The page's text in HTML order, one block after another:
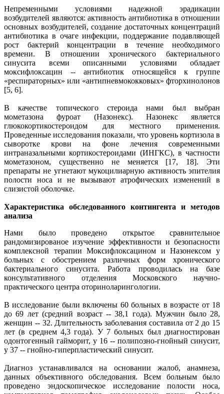
Непременными условиями надежной эрадикации
возбудителей являются: активность антибиотика в отношении
основных возбудителей, создание достаточных концентраций
антибиотика в очаге инфекции, поддержание подавляющей
рост бактерий концентрации в течение необходимого
времени. В отношении хронического бактериального
синусита всеми описанными условиями обладает
моксифлоксацин -- антибиотик относящейся к группе
«респираторных» или «антипневмококковых» фторхинолонов
[5, 6].
В качестве топического стероида нами был выбран
мометазона фуроат (Назонекс). Назонекс является
глюкокортикостероидом для местного применения.
Проведенные исследования показали, что уровень кортизола в
сыворотке крови на фоне лечения современными
интраназальными кортикостероидами (ИНГКС), в частности
мометазоном, существенно не меняется [17, 18]. Эти
препараты не угнетают мукоцилиарную активность эпителия
полости носа и не вызывают атрофических изменений в
слизистой оболочке.
Характеристика обследованного контингента и методов
анализа
Нами было проведено открытое сравнительное
рандомизированое изучение эффективности и безопасности
комплексной терапии Моксифлоксацином и Назонексом у
больных с обострением различных форм хронического
бактериального синусита. Работа проводилась на базе
консультативного отделения Московского научно-
практического центра оториноларингологии.
В исследование были включены 60 больных в возрасте от 18
до 69 лет (средний возраст -- 38,1 года). Мужчин было 28,
женщин -- 32. Длительность заболевания составила от 2 до 15
лет (в среднем 4,3 года). У 7 больных был диагностирован
одонтогенный гайморит, у 16 -- полипозно-гнойный синусит,
у 37 -- гнойно-гиперпластический синусит.
Диагноз устанавливался на основании жалоб, анамнеза,
данных объективного обследования. Всем больным было
проведено эндоскопическое исследование полости носа,